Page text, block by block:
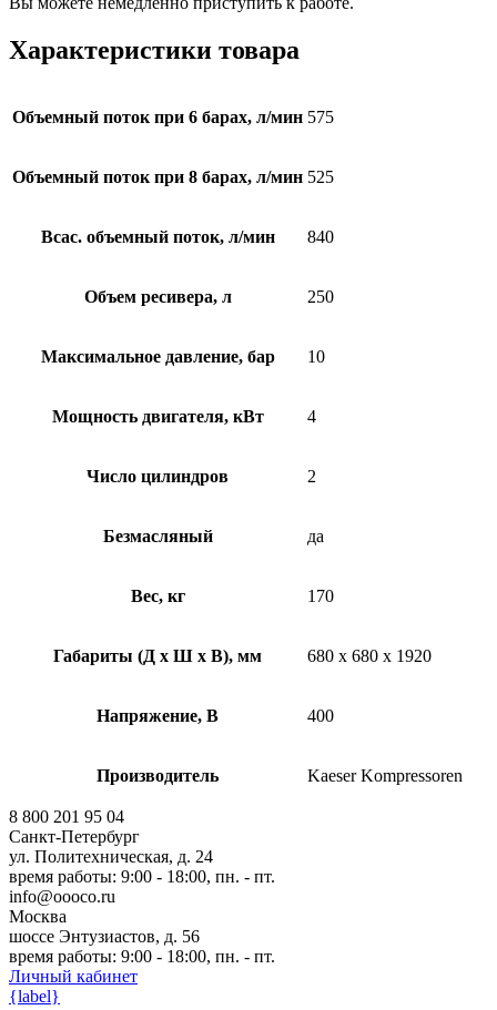
Характеристики товара
Объемный поток при 6 барах, л/мин 575
Объемный поток при 8 барах, л/мин 525
Всас. объемный поток, л/мин 840
Объем ресивера, л 250
Максимальное давление, бар 10
Мощность двигателя, кВт 4
Число цилиндров 2
Безмасляный да
Вес, кг 170
Габариты (Д х Ш х В), мм 680 x 680 x 1920
Напряжение, В 400
Производитель Kaeser Kompressoren
8 800 201 95 04
Санкт-Петербург
ул. Политехническая, д. 24
время работы: 9:00 - 18:00, пн. - пт.
info@oooco.ru
Москва
шоссе Энтузиастов, д. 56
время работы: 9:00 - 18:00, пн. - пт.
Личный кабинет
{label}